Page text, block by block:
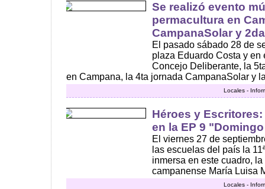
Se realizó evento
permacultura en
CampanaSolar y
El pasado sábado 28 de
plaza Eduardo Costa y
Concejo Deliberante, la
en Campana, la 4ta jornada CampanaSolar y
Locales -
Héroes y
en la EP 9
El viernes 27 de
las escuelas del país la
inmersa en este cuadro,
campanense María Luisa
Locales -